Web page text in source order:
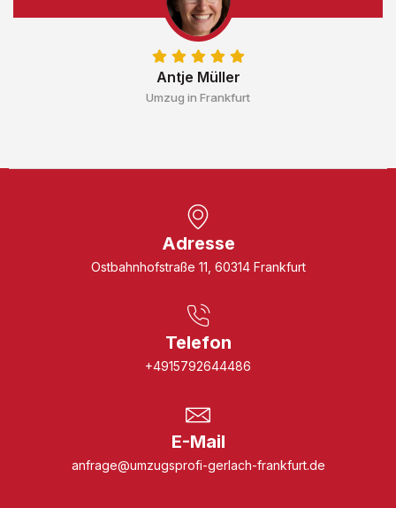
Antje Müller
Umzug in Frankfurt
Adresse
Ostbahnhofstraße 11, 60314 Frankfurt
Telefon
+4915792644486
E-Mail
anfrage@umzugsprofi-gerlach-frankfurt.de